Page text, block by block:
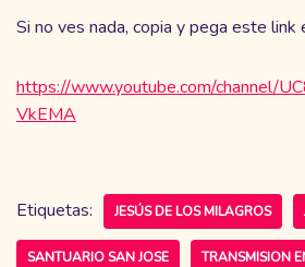
Si no ves nada, copia y pega este link
https://www.youtube.com/channel/
VkEMA
Etiquetas: JESÚS DE LOS MILAGROS
SANTUARIO SAN JOSE TRANSMISION